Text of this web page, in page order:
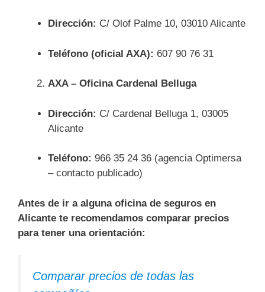
Dirección: C/ Olof Palme 10, 03010 Alicante
Teléfono (oficial AXA): 607 90 76 31
AXA – Oficina Cardenal Belluga
Dirección: C/ Cardenal Belluga 1, 03005
Alicante
Teléfono: 966 35 24 36 (agencia Optimersa
– contacto publicado)
Antes de ir a alguna oficina de seguros en
Alicante te recomendamos comparar precios
para tener una orientación:
Comparar precios de todas las